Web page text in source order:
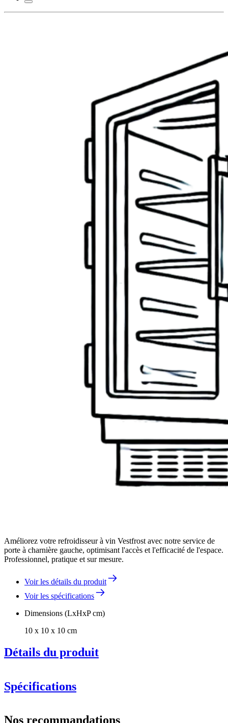
Améliorez votre refroidisseur à vin Vestfrost avec notre service de
porte à charnière gauche, optimisant l'accès et l'efficacité de l'espace.
Professionnel, pratique et sur mesure.
Voir les détails du produit
Voir les spécifications
Dimensions (LxHxP cm)
10 x 10 x 10 cm
Détails du produit
Spécifications
Nos recommandations